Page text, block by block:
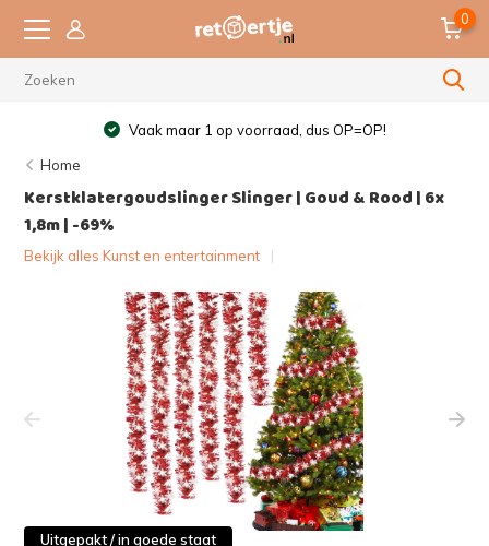
0
Vaak maar 1 op voorraad, dus OP=OP!
Home
Kerstklatergoudslinger Slinger | Goud & Rood | 6x
1,8m | -69%
Bekijk alles Kunst en entertainment
Uitgepakt / in goede staat